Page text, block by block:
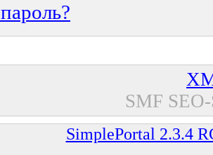
SMF
SimplePortal 2.3.4